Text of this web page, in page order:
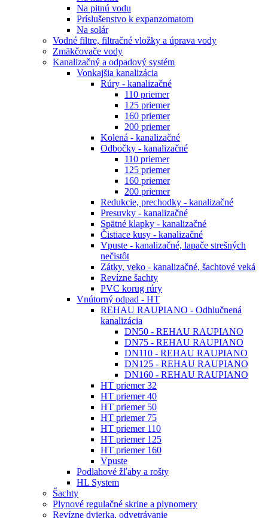
Na pitnú vodu
Príslušenstvo k expanzomatom
Na solár
Vodné filtre, filtračné vložky a úprava vody
Zmäkčovače vody
Kanalizačný a odpadový systém
Vonkajšia kanalizácia
Rúry - kanalizačné
110 priemer
125 priemer
160 priemer
200 priemer
Kolená - kanalizačné
Odbočky - kanalizačné
110 priemer
125 priemer
160 priemer
200 priemer
Redukcie, prechodky - kanalizačné
Presuvky - kanalizačné
Spätné klapky - kanalizačné
Čistiace kusy - kanalizačné
Vpuste - kanalizačné, lapače strešných
nečistôt
Zátky, veko - kanalizačné, šachtové veká
Revízne šachty
PVC korug rúry
Vnútorný odpad - HT
REHAU RAUPIANO - Odhlučnená
kanalizácia
DN50 - REHAU RAUPIANO
DN75 - REHAU RAUPIANO
DN110 - REHAU RAUPIANO
DN125 - REHAU RAUPIANO
DN160 - REHAU RAUPIANO
HT priemer 32
HT priemer 40
HT priemer 50
HT priemer 75
HT priemer 110
HT priemer 125
HT priemer 160
Vpuste
Podlahové žľaby a rošty
HL System
Šachty
Plynové regulačné skrine a plynomery
Revízne dvierka, odvetrávanie